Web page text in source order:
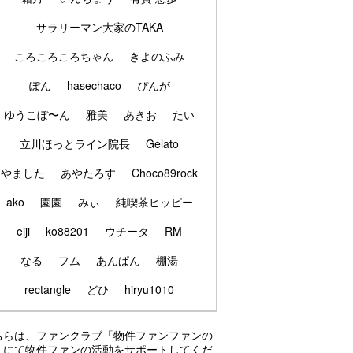
サラリーマン大家のTAKA
ころころころちゃん
きよのふみ
ぽん
hasechaco
ぴんが
ゆうこぼ〜ん
雅美 あきお
たい
立川ほっとライン院長
Gelato
やました
あやたろす
Choco89rock
ako
園園 みぃ
純喫茶ヒッピー
eiji
ko88201 ウチータ
RM
なる
フム あんぱん
棚湯
rectangle
どひ hiryu1010
らは、ファンクラブ「物件ファンファンの
にて物件ファンの活動をサポートしてくだ